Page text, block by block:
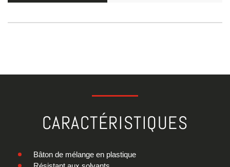
CARACTÉRISTIQUES
Bâton de mélange en plastique